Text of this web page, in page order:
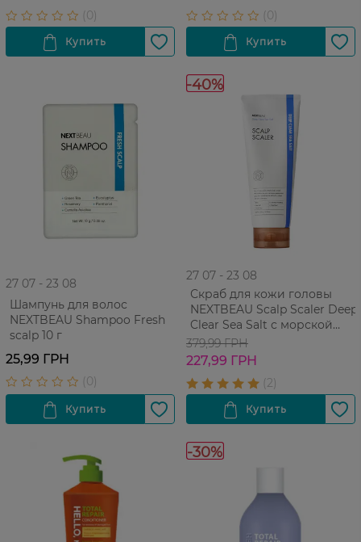
27 07 - 23 08
Шампунь для волос
NEXTBEAU Shampoo Fresh
scalp 10 г
25,99 ГРН
-40%
27 07 - 23 08
Скраб для кожи головы
NEXTBEAU Scalp Scaler Deep
Clear Sea Salt с морской
солью 200 мл
379,99 ГРН
227,99 ГРН
-30%